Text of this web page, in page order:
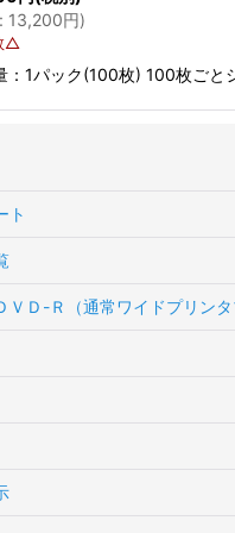
: 13,200円)
△
：1パック(100枚) 100枚ご
ト
ＶＤ-Ｒ（通常ワイドプリン